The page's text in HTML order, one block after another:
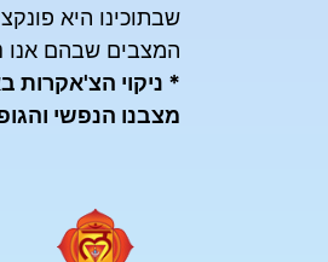
שבתוכינו היא
המצבים שבהם אנו
* ניקוי הצ'אקרות
מצבנו הנפשי